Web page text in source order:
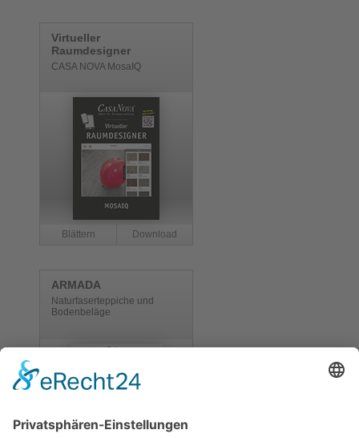
Virtueller
Raumdesigner
CASA NOVA MosaIQ
ARMADA
Naturfaserteppiche und
Bodenbeläge